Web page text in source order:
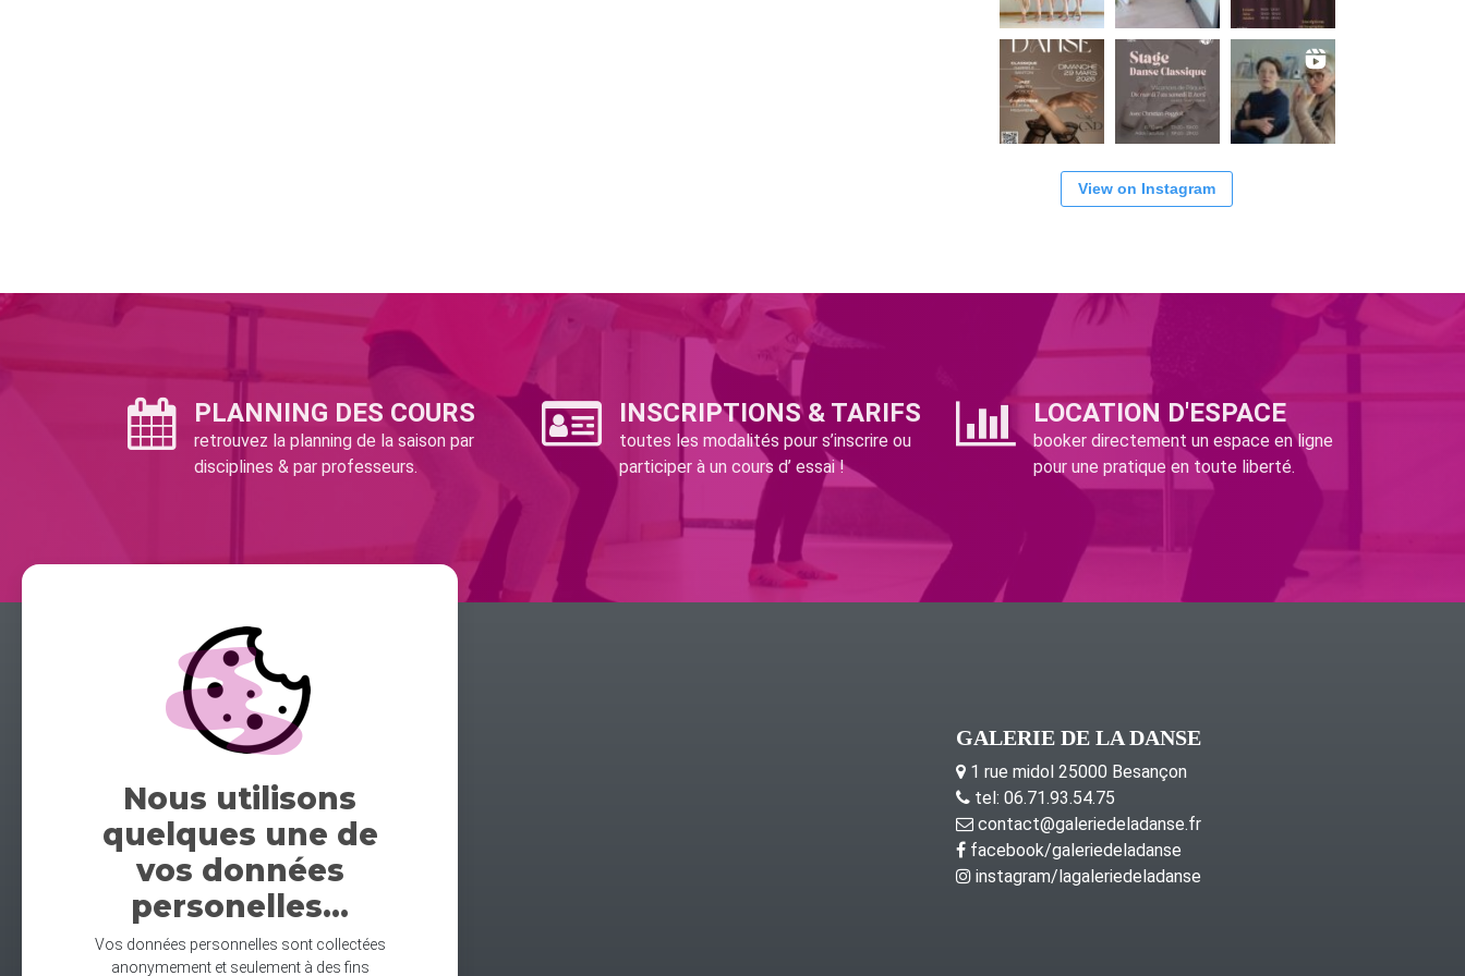
View on Instagram
PLANNING DES COURS
retrouvez la planning de la saison par
disciplines & par professeurs.
INSCRIPTIONS & TARIFS
toutes les modalités pour s’inscrire ou
participer à un cours d’ essai !
LOCATION D'ESPACE
booker directement un espace en ligne
pour une pratique en toute liberté.
GALERIE DE LA DANSE
1 rue midol 25000 Besançon
tel: 06.71.93.54.75
contact@galeriedeladanse.fr
facebook/galeriedeladanse
instagram/lagaleriedeladanse
Nous utilisons
quelques une de
vos données
personelles...
Vos données personnelles sont collectées
anonymement et seulement à des fins